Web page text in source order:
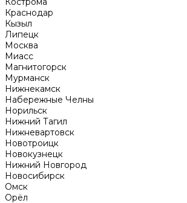
Краснодар
Кызыл
Липецк
Москва
Миасс
Магнитогорск
Мурманск
Нижнекамск
Набережные Челны
Норильск
Нижний Тагил
Нижневартовск
Новотроицк
Новокузнецк
Нижний Новгород
Новосибирск
Омск
Орёл